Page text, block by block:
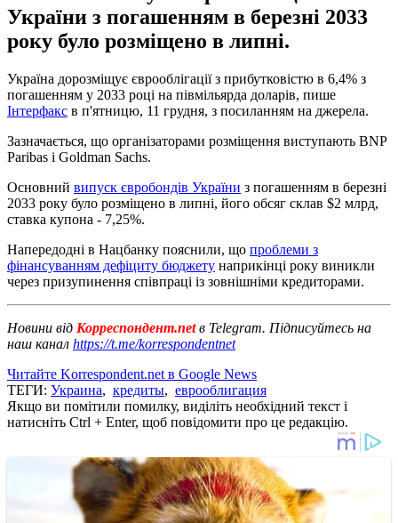
України з погашенням в березні 2033
року було розміщено в липні.
Україна дорозміщує єврооблігації з прибутковістю в 6,4% з
погашенням у 2033 році на півмільярда доларів, пише
Інтерфакс в п'ятницю, 11 грудня, з посиланням на джерела.
Зазначається, що організаторами розміщення виступають BNP
Paribas і Goldman Sachs.
Основний випуск євробондів України з погашенням в березні
2033 року було розміщено в липні, його обсяг склав $2 млрд,
ставка купона - 7,25%.
Напередодні в Нацбанку пояснили, що проблеми з
фінансуванням дефіциту бюджету наприкінці року виникли
через призупинення співпраці із зовнішніми кредиторами.
Новини від Корреспондент.netв Telegram. Підписуйтесь на
наш канал https://t.me/korrespondentnet
Читайте Korrespondent.net в Google News
ТЕГИ: Украина, кредиты, еврооблигация
Якщо ви помітили помилку, виділіть необхідний текст і
натисніть Ctrl + Enter, щоб повідомити про це редакцію.